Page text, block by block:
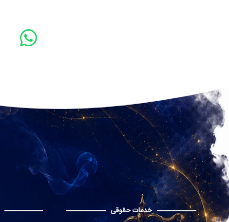
خدمات حقوقی